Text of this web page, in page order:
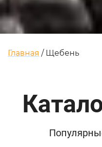
Главная / Щебень